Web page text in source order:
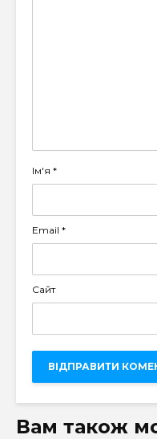
Ім'я *
Email *
Сайт
Вам також